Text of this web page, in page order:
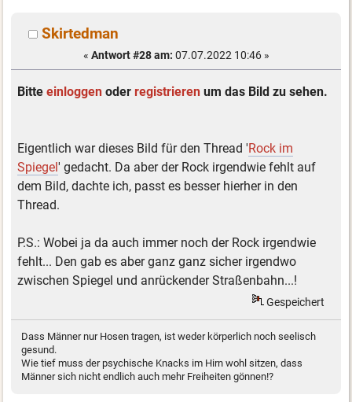
Skirtedman
« Antwort #28 am: 07.07.2022 10:46 »
Bitteeinloggen oderregistrieren um das Bild zu sehen.
Eigentlich war dieses Bild für den Thread 'Rock im
Spiegel' gedacht. Da aber der Rock irgendwie fehlt auf
dem Bild, dachte ich, passt es besser hierher in den
Thread.
P.S.: Wobei ja da auch immer noch der Rock irgendwie
fehlt... Den gab es aber ganz ganz sicher irgendwo
zwischen Spiegel und anrückender Straßenbahn...!
Gespeichert
Dass Männer nur Hosen tragen, ist weder körperlich noch seelisch
gesund.
Wie tief muss der psychische Knacks im Hirn wohl sitzen, dass
Männer sich nicht endlich auch mehr Freiheiten gönnen!?